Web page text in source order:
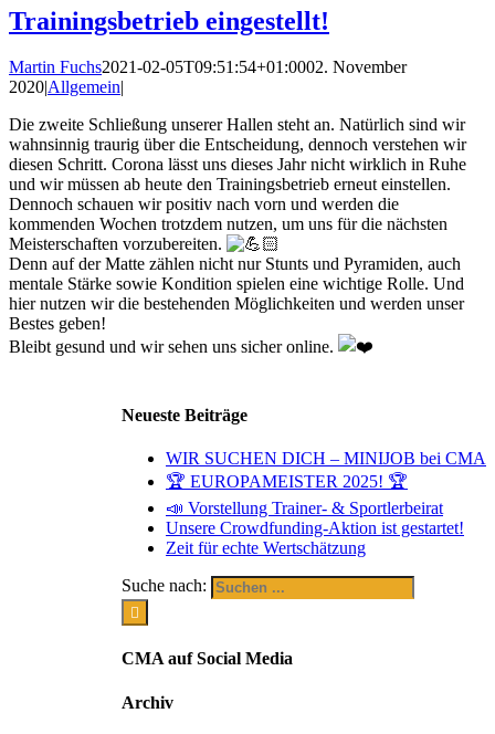
Trainingsbetrieb eingestellt!
Martin Fuchs2021-02-05T09:51:54+01:0002. November
2020|Allgemein|
Die zweite Schließung unserer Hallen steht an. Natürlich sind wir
wahnsinnig traurig über die Entscheidung, dennoch verstehen wir
diesen Schritt. Corona lässt uns dieses Jahr nicht wirklich in Ruhe
und wir müssen ab heute den Trainingsbetrieb erneut einstellen.
Dennoch schauen wir positiv nach vorn und werden die
kommenden Wochen trotzdem nutzen, um uns für die nächsten
Meisterschaften vorzubereiten.
Denn auf der Matte zählen nicht nur Stunts und Pyramiden, auch
mentale Stärke sowie Kondition spielen eine wichtige Rolle. Und
hier nutzen wir die bestehenden Möglichkeiten und werden unser
Bestes geben!
Bleibt gesund und wir sehen uns sicher online.
Neueste Beiträge
WIR SUCHEN DICH – MINIJOB bei CMA
🏆 EUROPAMEISTER 2025! 🏆
📣 Vorstellung Trainer- & Sportlerbeirat
Unsere Crowdfunding-Aktion ist gestartet!
Zeit für echte Wertschätzung
Suche nach:
CMA auf Social Media
Archiv